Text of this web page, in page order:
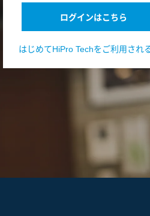
ログインはこちら
はじめてHiPro Techをご利用され